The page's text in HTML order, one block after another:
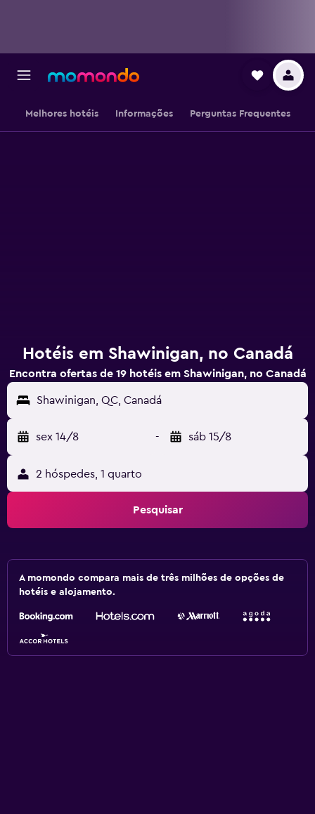
Melhores hotéis Informações Perguntas Frequentes
Hotéis em Shawinigan, no Canadá
Encontra ofertas de 19 hotéis em Shawinigan, no Canadá
Shawinigan, QC, Canadá
sex 14/8 - sáb 15/8
2 hóspedes, 1 quarto
Pesquisar
A momondo compara mais de três milhões de opções de
hotéis e alojamento.